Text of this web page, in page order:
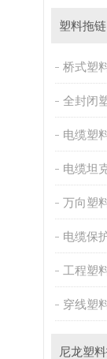
塑料拖链
桥式塑
全封闭
电缆塑
电缆坦
万向塑
电缆保
工程塑
穿线塑
尼龙塑